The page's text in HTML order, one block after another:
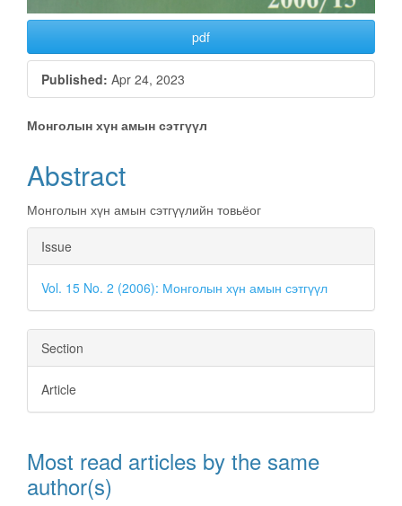
pdf
Published: Apr 24, 2023
Main
Article
Content
Монголын хүн амын сэтгүүл
Abstract
Монголын хүн амын сэтгүүлийн товьёог
Article
Details
Issue
Vol. 15 No. 2 (2006): Монголын хүн амын сэтгүүл
Section
Article
Most read articles by the same
author(s)